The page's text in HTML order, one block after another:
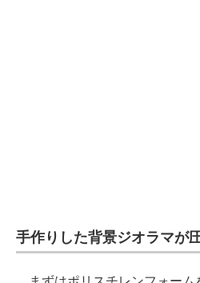
手作りした背景ジオラマが